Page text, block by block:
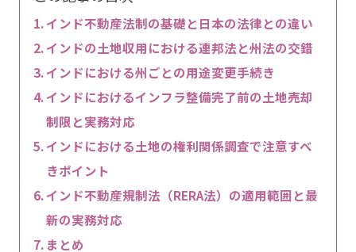
インド不動産法制の基礎と日本の法律との違い
インドの土地収用における連邦法と州法の交錯
インドにおける州ごとの用途変更手続き
インドにおけるインフラ整備完了前の土地売却
制限と実務対応
インドにおける土地の権利関係調査で注意すべ
きポイント
インド不動産規制法（RERA法）の適用範囲と最
新の実務対応
まとめ